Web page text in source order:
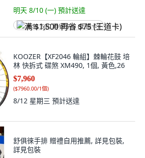
明天 8/10 (一) 預計送達
满 $1,500 再省 $75 (王道卡)
KOOZER【XF2046 輪組】棘輪花鼓 培
林 快拆式 碟煞 XM490, 1個, 黃色,26
$7,960
($7960.00/1個)
8/12 星期三 預計送達
舒俱徠手排 贈禮自用推薦, 詳見包裝,
詳見包裝